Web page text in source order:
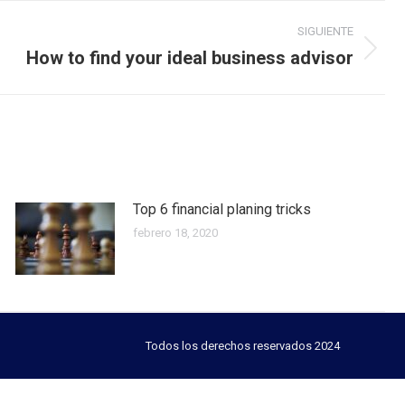
SIGUIENTE
How to find your ideal business advisor
Top 6 financial planing tricks
febrero 18, 2020
Todos los derechos reservados 2024